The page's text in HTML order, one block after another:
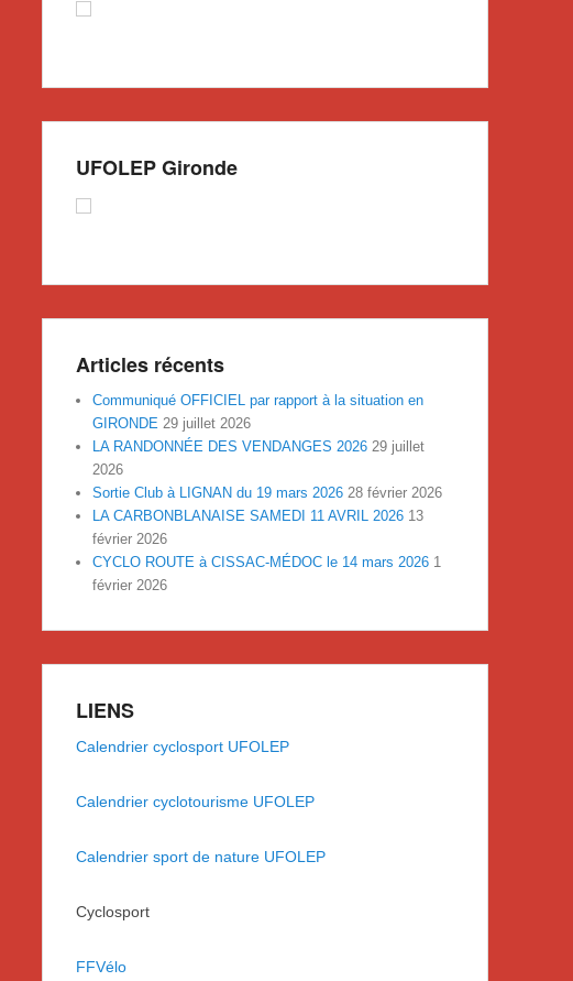
UFOLEP Gironde
Articles récents
Communiqué OFFICIEL par rapport à la situation en
GIRONDE 29 juillet 2026
LA RANDONNÉE DES VENDANGES 2026 29 juillet
2026
Sortie Club à LIGNAN du 19 mars 2026 28 février 2026
LA CARBONBLANAISE SAMEDI 11 AVRIL 2026 13
février 2026
CYCLO ROUTE à CISSAC-MÉDOC le 14 mars 2026 1
février 2026
LIENS
Calendrier cyclosport UFOLEP
Calendrier cyclotourisme UFOLEP
Calendrier sport de nature UFOLEP
Cyclosport
FFVélo